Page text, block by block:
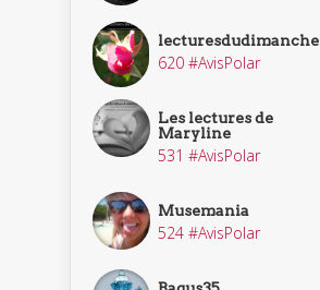
lecturesdudimanche
620 #AvisPolar
Les lectures de
Maryline
531 #AvisPolar
Musemania
524 #AvisPolar